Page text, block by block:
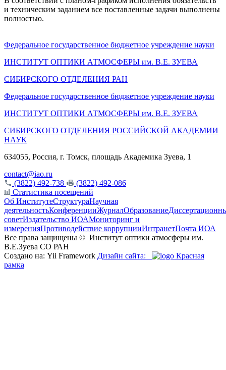
и техническим заданием все поставленные задачи выполнены
полностью.
Федеральное государственное бюджетное учреждение науки
ИНСТИТУТ ОПТИКИ АТМОСФЕРЫ им. В.Е. ЗУЕВА
СИБИРСКОГО ОТДЕЛЕНИЯ РАН
Федеральное государственное бюджетное учреждение науки
ИНСТИТУТ ОПТИКИ АТМОСФЕРЫ им. В.Е. ЗУЕВА
СИБИРСКОГО ОТДЕЛЕНИЯ РОССИЙСКОЙ АКАДЕМИИ
НАУК
634055, Россия, г. Томск, площадь Академика Зуева, 1
contact@iao.ru
(3822) 492-738
(3822) 492-086
Статистика посещений
Об ИнститутеСтруктураНаучная
деятельностьКонференцииЖурналОбразование
советИздательство ИОАМониторинг и
измеренияПротиводействие коррупцииИнтранетПочта ИОА
Все права защищены © Институт оптики атмосферы им.
В.Е.Зуева СО РАН
Создано на: Yii Framework Дизайн сайта:
Красная
рамка